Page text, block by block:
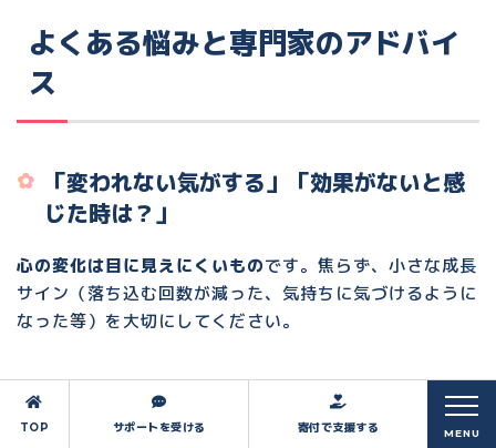
よくある悩みと専門家のアドバイ
ス
「変われない気がする」「効果がないと感
じた時は？」
心の変化は目に見えにくいものです。焦らず、小さな成長
サイン（落ち込む回数が減った、気持ちに気づけるように
なった等）を大切にしてください。
周囲の否定的な反応や人間関係に悩んだ時
TOP サポートを受ける 寄付で支援する MENU